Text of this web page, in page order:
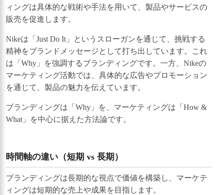
ィングは具体的な戦術や手法を用いて、製品やサービスの
販売を促進します。
Nikeは「Just Do It」というスローガンを通じて、挑戦する
精神をブランドメッセージとして打ち出しています。これ
は「Why」を強調するブランディングです。一方、Nikeの
マーケティング活動では、具体的な広告やプロモーション
を通じて、製品の魅力を伝えています。
ブランディングは「Why」を、マーケティングは「How &
What」を中心に据えた方法論です。
時間軸の違い（短期 vs 長期）
ブランディングは長期的な視点で価値を構築し、マーケテ
ィングは短期的な売上や成果を目指します。